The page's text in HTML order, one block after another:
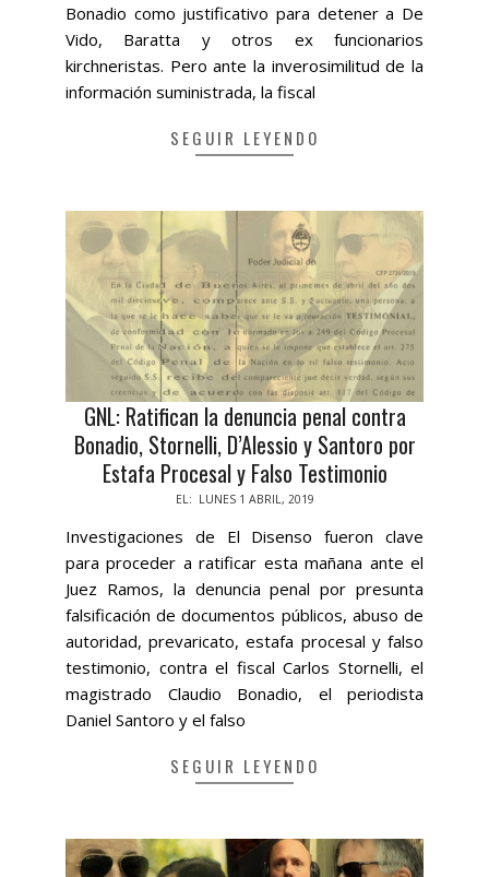
Bonadio como justificativo para detener a De
Vido, Baratta y otros ex funcionarios
kirchneristas. Pero ante la inverosimilitud de la
información suministrada, la fiscal
SEGUIR LEYENDO
GNL: Ratifican la denuncia penal contra
Bonadio, Stornelli, D’Alessio y Santoro por
Estafa Procesal y Falso Testimonio
EL: LUNES 1 ABRIL, 2019
Investigaciones de El Disenso fueron clave
para proceder a ratificar esta mañana ante el
Juez Ramos, la denuncia penal por presunta
falsificación de documentos públicos, abuso de
autoridad, prevaricato, estafa procesal y falso
testimonio, contra el fiscal Carlos Stornelli, el
magistrado Claudio Bonadio, el periodista
Daniel Santoro y el falso
SEGUIR LEYENDO